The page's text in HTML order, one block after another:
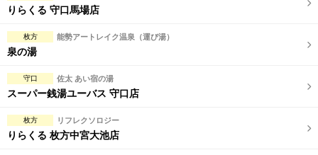
りらくる 守口馬場店
枚方 能勢アートレイク温泉（運び湯）
泉の湯
守口 佐太 あい宿の湯
スーパー銭湯ユーバス 守口店
枚方 リフレクソロジー
りらくる 枚方中宮大池店